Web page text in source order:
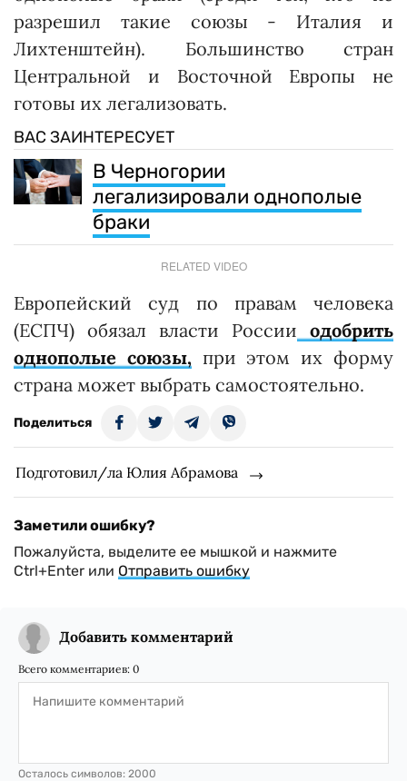
разрешил такие союзы - Италия и
Лихтенштейн). Большинство стран
Центральной и Восточной Европы не
готовы их легализовать.
ВАС ЗАИНТЕРЕСУЕТ
В Черногории
легализировали однополые
браки
RELATED VIDEO
Европейский суд по правам человека
(ЕСПЧ) обязал власти России одобрить
однополые союзы, при этом их форму
страна может выбрать самостоятельно.
Поделиться
Подготовил/ла Юлия Абрамова
Заметили ошибку?
Пожалуйста, выделите ее мышкой и нажмите
Ctrl+Enter или Отправить ошибку
Добавить комментарий
Всего комментариев: 0
Осталось символов: 2000